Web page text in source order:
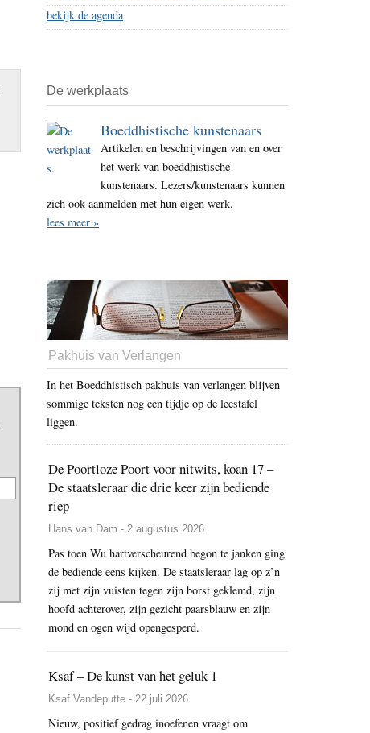
bekijk de agenda
De werkplaats
Boeddhistische kunstenaars
Artikelen en beschrijvingen van en over
het werk van boeddhistische
kunstenaars. Lezers/kunstenaars kunnen
zich ook aanmelden met hun eigen werk.
lees meer »
Pakhuis van Verlangen
In het Boeddhistisch pakhuis van verlangen blijven
sommige teksten nog een tijdje op de leestafel
liggen.
De Poortloze Poort voor nitwits, koan 17 –
De staatsleraar die drie keer zijn bediende
riep
Hans van Dam - 2 augustus 2026
Pas toen Wu hartverscheurend begon te janken ging
de bediende eens kijken. De staatsleraar lag op z’n
zij met zijn vuisten tegen zijn borst geklemd, zijn
hoofd achterover, zijn gezicht paarsblauw en zijn
mond en ogen wijd opengesperd.
Ksaf – De kunst van het geluk 1
Ksaf Vandeputte - 22 juli 2026
Nieuw, positief gedrag inoefenen vraagt om